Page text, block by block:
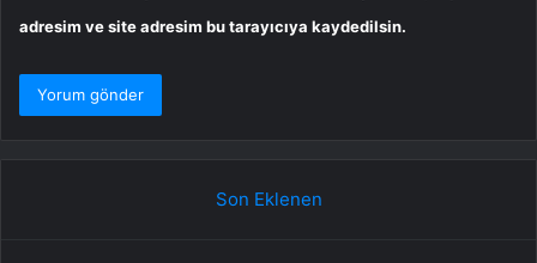
adresim ve site adresim bu tarayıcıya kaydedilsin.
Son Eklenen